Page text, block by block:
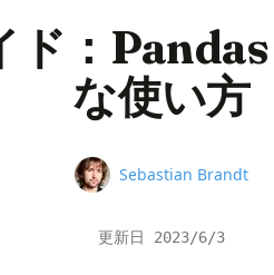
ド：
な使い方
Name
Sebastian Brandt
更新日 2023/6/3